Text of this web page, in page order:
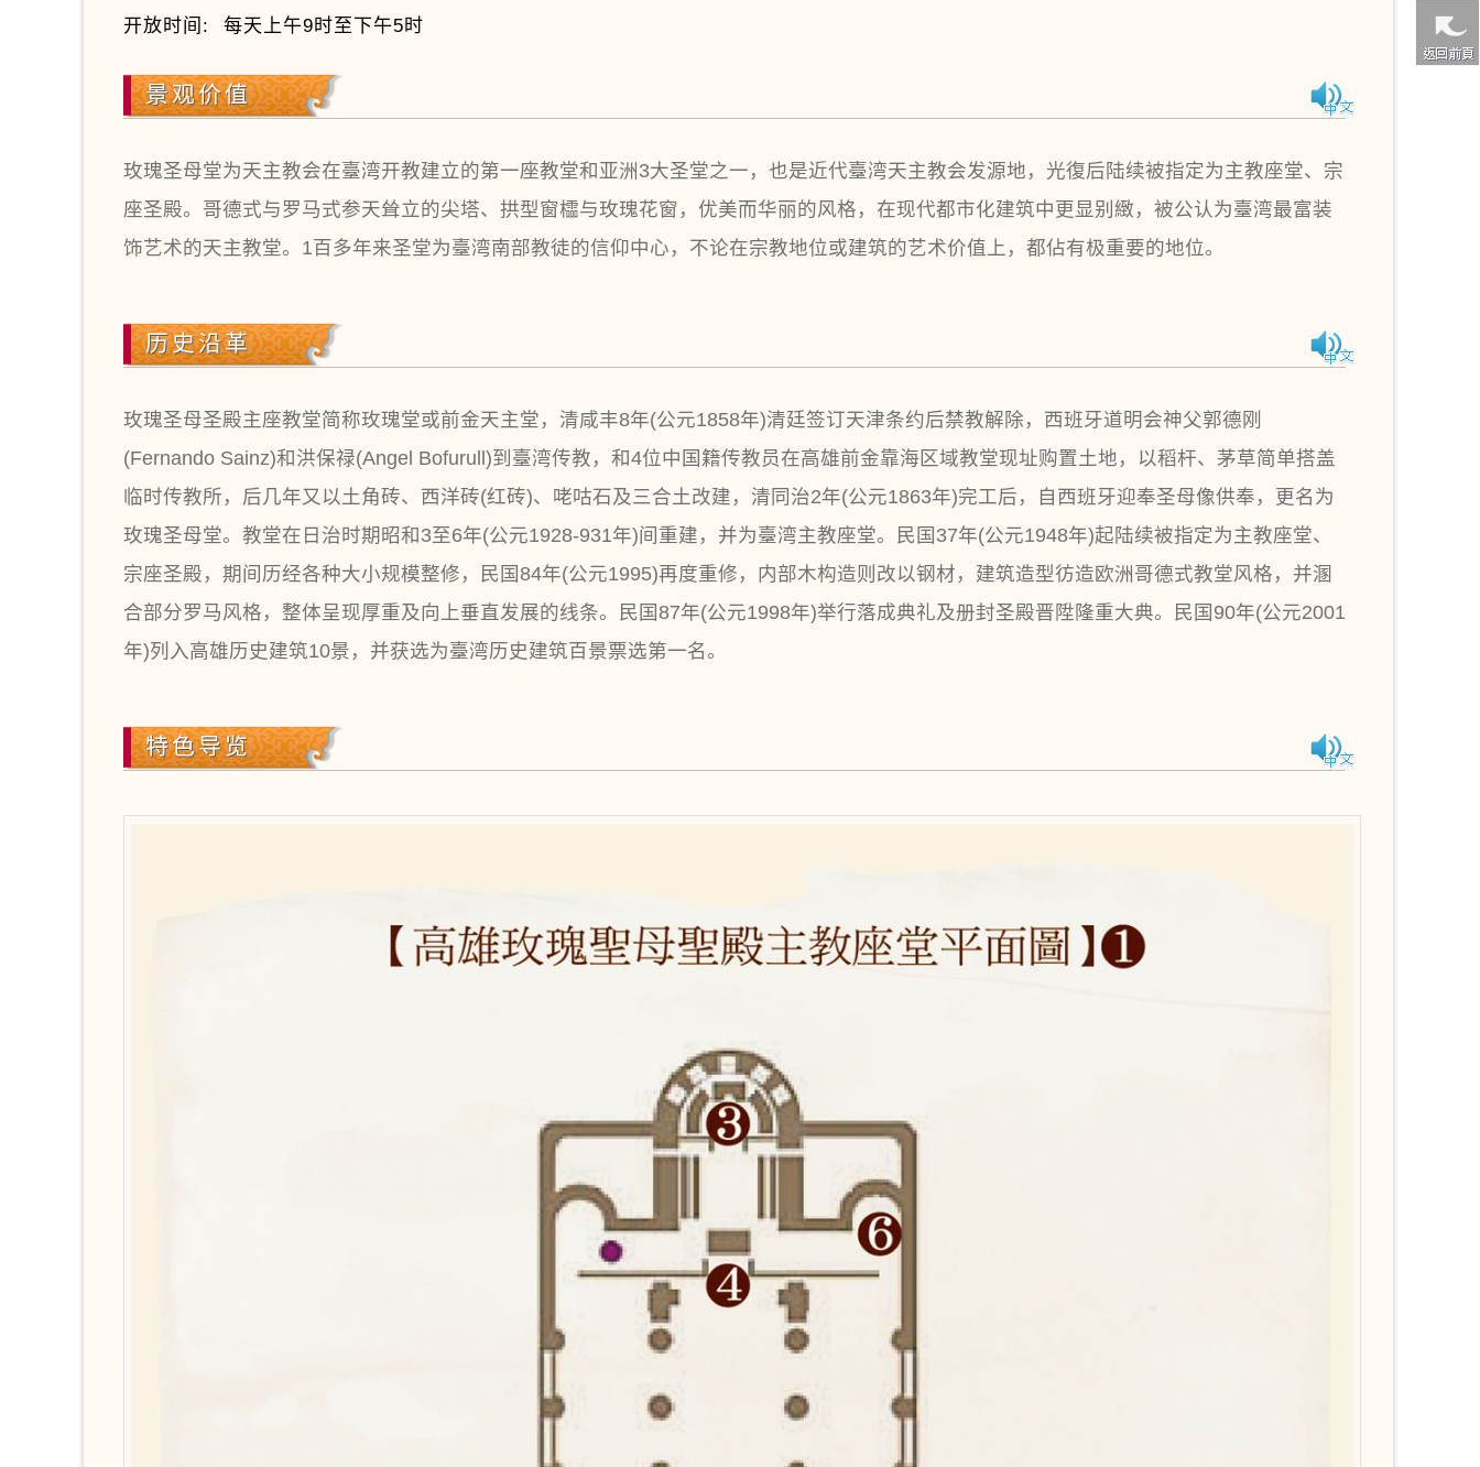
开放时间:
每天上午9时至下午5时
景观价值
玫瑰圣母堂为天主教会在臺湾开教建立的第一座教堂和亚洲3大圣堂之一，也是近代臺湾天主教会发源地，光復后陆续被指定为主教座堂、宗
座圣殿。哥德式与罗马式参天耸立的尖塔、拱型窗櫺与玫瑰花窗，优美而华丽的风格，在现代都市化建筑中更显别緻，被公认为臺湾最富装
饰艺术的天主教堂。1百多年来圣堂为臺湾南部教徒的信仰中心，不论在宗教地位或建筑的艺术价值上，都佔有极重要的地位。
历史沿革
玫瑰圣母圣殿主座教堂简称玫瑰堂或前金天主堂，清咸丰8年(公元1858年)清廷签订天津条约后禁教解除，西班牙道明会神父郭德刚
(Fernando Sainz)和洪保禄(Angel Bofurull)到臺湾传教，和4位中国籍传教员在高雄前金靠海区域教堂现址购置土地，以稻杆、茅草简单搭盖
临时传教所，后几年又以土角砖、西洋砖(红砖)、咾咕石及三合土改建，清同治2年(公元1863年)完工后，自西班牙迎奉圣母像供奉，更名为
玫瑰圣母堂。教堂在日治时期昭和3至6年(公元1928-931年)间重建，并为臺湾主教座堂。民国37年(公元1948年)起陆续被指定为主教座堂、
宗座圣殿，期间历经各种大小规模整修，民国84年(公元1995)再度重修，内部木构造则改以钢材，建筑造型彷造欧洲哥德式教堂风格，并溷
合部分罗马风格，整体呈现厚重及向上垂直发展的线条。民国87年(公元1998年)举行落成典礼及册封圣殿晋陞隆重大典。民国90年(公元2001
年)列入高雄历史建筑10景，并获选为臺湾历史建筑百景票选第一名。
特色导览